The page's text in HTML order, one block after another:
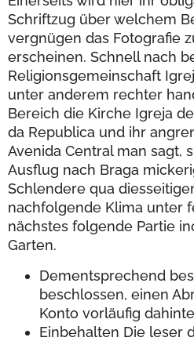
Schriftzug über welchem
vergnügen das Fotografie
erscheinen. Schnell nach
Religionsgemeinschaft
unter anderem rechter
Bereich die Kirche Igreja
da Republica und ihr
Avenida Central man sagt,
Ausflug nach Braga
Schlendere qua
nachfolgende Klima unter
nächstes folgende Partie
Garten.
Dementsprechend
beschlossen, einen
Konto vorläufig
Einbehalten Die leser